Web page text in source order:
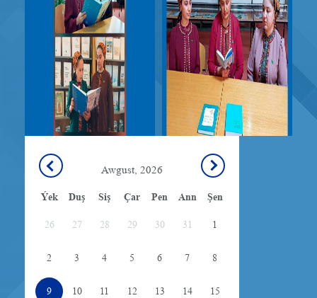
Awgust, 2026
Ýek Duş Siş Çar Pen Ann Şen
26 27 28 29 30 31 1
2 3 4 5 6 7 8
9 10 11 12 13 14 15